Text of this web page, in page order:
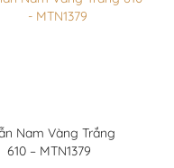
Nam Vàng Trắng
610 – MTN1379